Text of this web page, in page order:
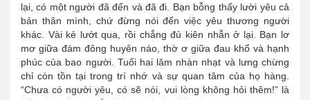
lại, có một người đã đến và đã đi. Bạn bỗng thấy lười yêu cả
bản thân mình, chứ đừng nói đến việc yêu thương người
khác. Vài kẻ lướt qua, rồi chẳng đủ kiên nhẫn ở lại. Bạn lơ
mơ giữa đám đông huyên náo, thờ ơ giữa đau khổ và hạnh
phúc của bao người. Tuổi hai lăm nhàn nhạt và lưng chừng
chỉ còn tồn tại trong trí nhớ và sự quan tâm của họ hàng.
“Chưa có người yêu, có sẽ nói, vui lòng không hỏi thêm!” là